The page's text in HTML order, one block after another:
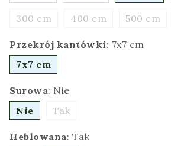
300 cm 400 cm 500 cm
Przekrój kantówki: 7x7 cm
7x7 cm
Surowa: Nie
Nie
Tak
Heblowana: Tak